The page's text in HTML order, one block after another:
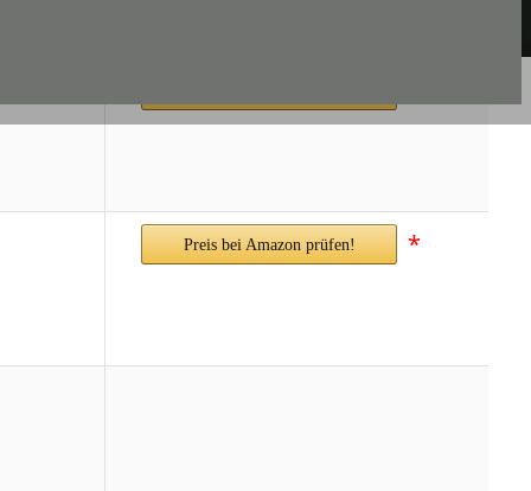
Preis bei Amazon prüfen! *